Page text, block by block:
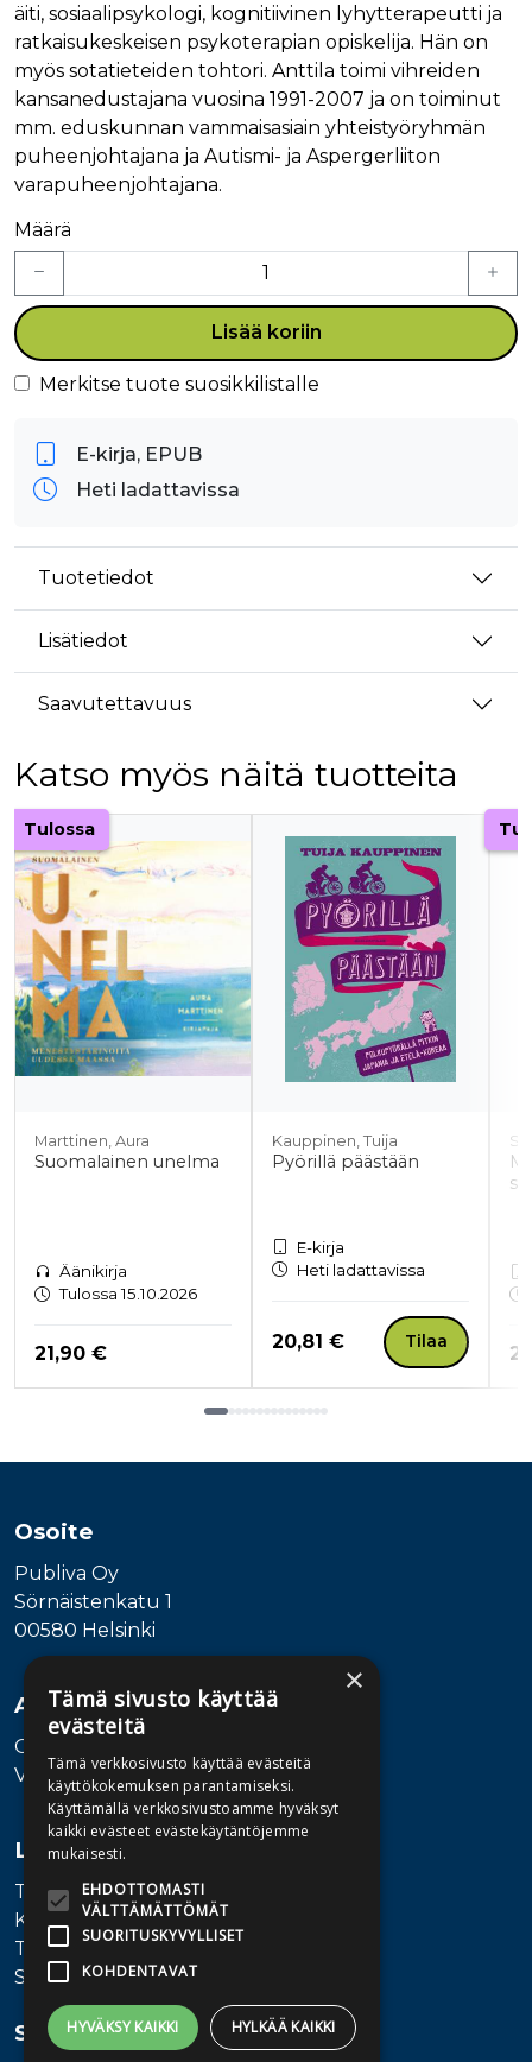
äiti, sosiaalipsykologi, kognitiivinen lyhytterapeutti ja
ratkaisukeskeisen psykoterapian opiskelija. Hän on
myös sotatieteiden tohtori. Anttila toimi vihreiden
kansanedustajana vuosina 1991-2007 ja on toiminut
mm. eduskunnan vammaisasiain yhteistyöryhmän
puheenjohtajana ja Autismi- ja Aspergerliiton
varapuheenjohtajana.
Määrä
Lisää koriin
Merkitse tuote suosikkilistalle
E-kirja, EPUB
Heti ladattavissa
Tuotetiedot
Lisätiedot
Saavutettavuus
Katso myös näitä tuotteita
Tuoteluettelon alku
Tulossa
Marttinen, Aura
Suomalainen unelma
Äänikirja
Tulossa 15.10.2026
Hinta nyt
21,90 €
Kauppinen, Tuija
Pyörillä päästään
E-kirja
Heti ladattavissa
Hinta nyt
20,81 € Tilaa
Osoite
Publiva Oy
Sörnäistenkatu 1
00580 Helsinki
Asiakaspalvelu
Ota yhteyttä
Vaihde: 010 345100
Lisätietoa
Toimitusehdot
Käyttöohjeet
Tietosuojaseloste
Saavutettavuusseloste
Seuraa meitä
×
Tämä sivusto käyttää
evästeitä
Tämä verkkosivusto käyttää evästeitä
käyttökokemuksen parantamiseksi.
Käyttämällä verkkosivustoamme hyväksyt
kaikki evästeet evästekäytäntöjemme
mukaisesti.
EHDOTTOMASTI
VÄLTTÄMÄTTÖMÄT
SUORITUSKYVYLLISET
KOHDENTAVAT
HYVÄKSY KAIKKI HYLKÄÄ KAIKKI